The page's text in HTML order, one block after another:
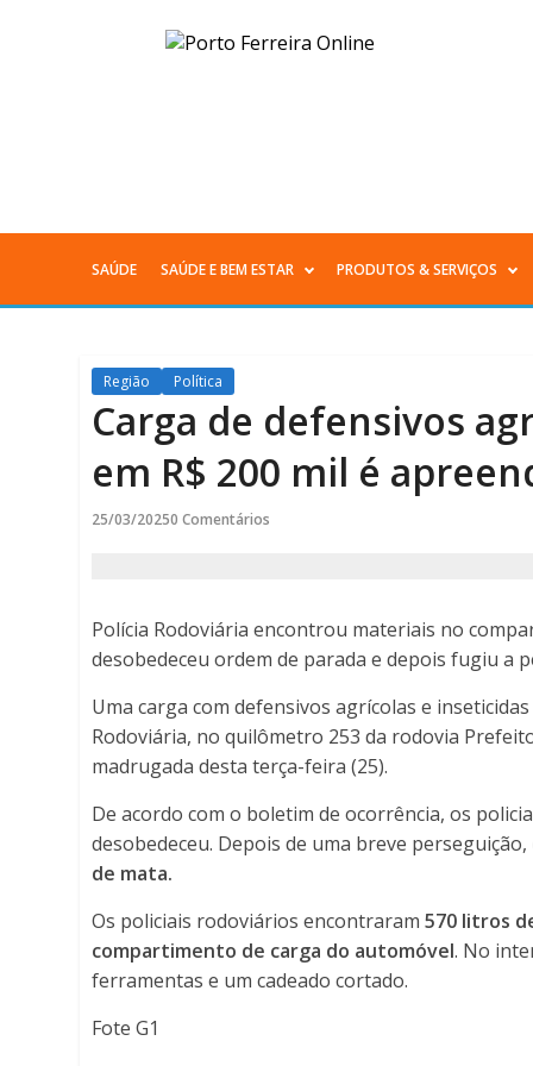
Carga
e
inseticidas
avaliada
em
R$
200
é
apreendida
no
interior
de
SP
-
Porto
Menu
SAÚDE SAÚDE E BEM ESTAR PRODUTOS & SERVIÇOS
Região Política
Carga de defensivos
em R$ 200 mil é
25/03/20250 Comentários
Polícia Rodoviária encontrou materiais no
desobedeceu ordem de parada e depois fugiu a
Uma carga com defensivos agrícolas e inseticidas
Rodoviária, no quilômetro 253 da rodovia
madrugada desta terça-feira (25).
De acordo com o boletim de ocorrência, os
desobedeceu. Depois de uma breve perseguição,
de mata.
Os policiais rodoviários encontraram570 litros
compartimento de carga do automóvel. No
ferramentas e um cadeado cortado.
Fote G1